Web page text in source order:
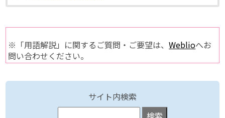
※「用語解説」に関するご質問・ご要望は、Weblioへお
問い合わせください。
サイト内検索